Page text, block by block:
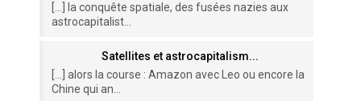
[…] la conquête spatiale, des fusées nazies aux
astrocapitalist...
Satellites et astrocapitalism...
[…] alors la course : Amazon avec Leo ou encore la
Chine qui an...